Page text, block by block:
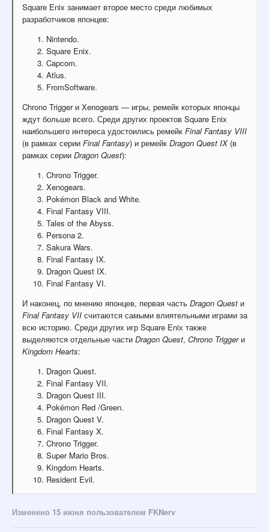
Square Enix занимает второе место среди любимых
разработчиков японцев:
Nintendo.
Square Enix.
Capcom.
Atlus.
FromSoftware.
Chrono Triggerи Xenogears — игры, ремейк которых японцы
ждут больше всего. Среди других проектов Square Enix
наибольшего интереса удостоились ремейк FinalFantasy VIII
(в рамках серии FinalFantasy) и ремейк Dragon Quest IX(в
рамках серии Dragon Quest):
Chrono Trigger.
Xenogears.
Pokémon Black and White.
Final Fantasy VIII.
Tales of the Abyss.
Persona 2.
Sakura Wars.
Final Fantasy IX.
Dragon Quest IX.
Final Fantasy VI.
И наконец, по мнению японцев, первая часть Dragon Quest и
FinalFantasy VII считаются самыми влиятельными играми за
всю историю. Среди других игр Square Enix также
выделяются отдельные части Dragon Quest, Chrono Triggerи
Kingdom Hearts:
Dragon Quest.
Final Fantasy VII.
Dragon Quest III.
Pokémon Red /Green.
Dragon Quest V.
Final Fantasy X.
Chrono Trigger.
SuperMario Bros.
Kingdom Hearts.
Resident Evil.
Изменено 15 июня пользователем FKNerv